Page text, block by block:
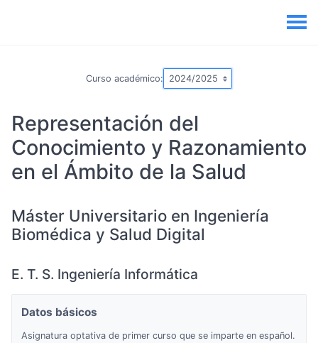
Curso académico:
Representación del
Conocimiento y Razonamiento
en el Ámbito de la Salud
Máster Universitario en Ingeniería
Biomédica y Salud Digital
E. T. S. Ingeniería Informática
Datos básicos
Asignatura optativa de primer curso que se imparte en español.